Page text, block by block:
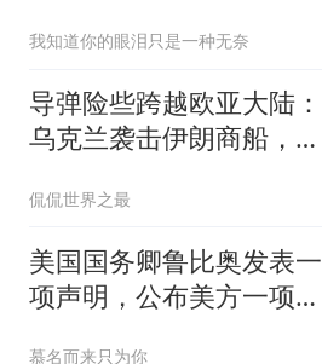
我知道你的眼泪只是一种无奈
导弹险些跨越欧亚大陆：
乌克兰袭击伊朗商船，差
雷”
侃侃世界之最
美国国务卿鲁比奥发表一
项声明，公布美方一项重
慕名而来只为你